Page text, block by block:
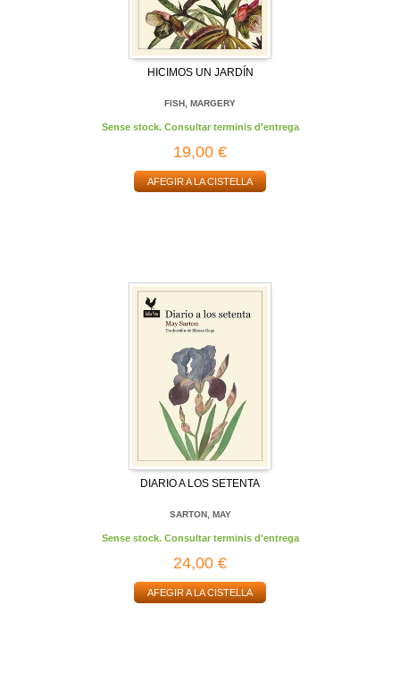
HICIMOS UN JARDÍN
FISH, MARGERY
Sense stock. Consultar terminis d'entrega
19,00 €
AFEGIR A LA CISTELLA
DIARIO A LOS SETENTA
SARTON, MAY
Sense stock. Consultar terminis d'entrega
24,00 €
AFEGIR A LA CISTELLA